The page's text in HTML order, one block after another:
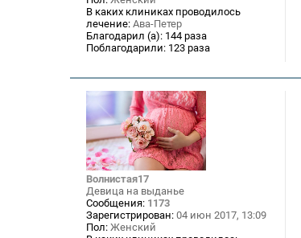
В каких клиниках проводилось
лечение: Ава-Петер
Благодарил (а): 144 раза
Поблагодарили: 123 раза
Волнистая17
Девица на выданье
Сообщения: 1173
Зарегистрирован: 04 июн 2017, 13:09
Пол: Женский